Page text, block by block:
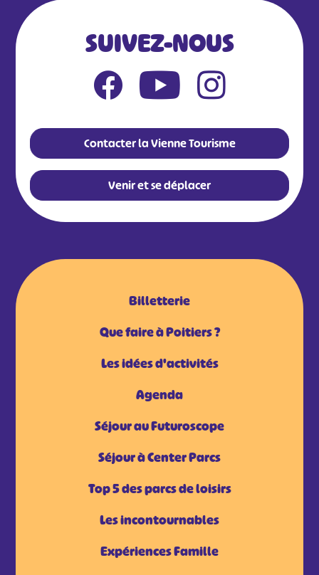
SUIVEZ-NOUS
Contacter la Vienne Tourisme
Venir et se déplacer
Billetterie
Que faire à Poitiers ?
Les idées d'activités
Agenda
Séjour au Futuroscope
Séjour à Center Parcs
Top 5 des parcs de loisirs
Les incontournables
Expériences Famille